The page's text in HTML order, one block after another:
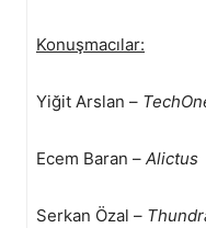
Konuşmacılar:
Yiğit Arslan –
Ecem Baran – Alictus
Serkan Özal –